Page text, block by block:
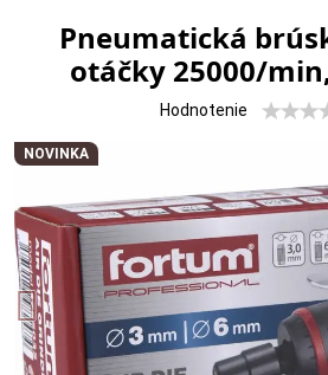
NOVINKA
Pneumatická
otáčky 25000/
Hodnotenie